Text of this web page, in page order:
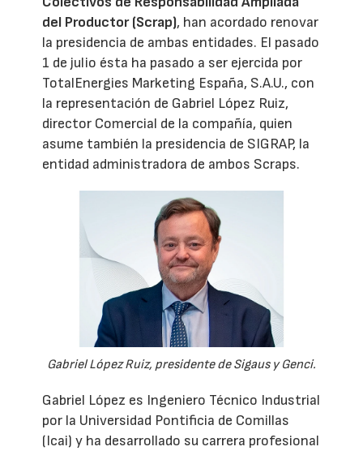
del Productor (Scrap), han acordado renovar
la presidencia de ambas entidades. El pasado
1 de julio ésta ha pasado a ser ejercida por
TotalEnergies Marketing España, S.A.U., con
la representación de Gabriel López Ruiz,
director Comercial de la compañía, quien
asume también la presidencia de SIGRAP, la
entidad administradora de ambos Scraps.
Gabriel López Ruiz, presidente de Sigaus y Genci.
Gabriel López es Ingeniero Técnico Industrial
por la Universidad Pontificia de Comillas
(Icai) y ha desarrollado su carrera profesional